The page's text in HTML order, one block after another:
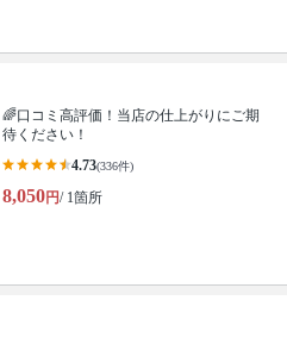
🌈口コミ高評価！当店の仕上がりにご期
待ください！
4.73(336件)
8,050円/ 1箇所